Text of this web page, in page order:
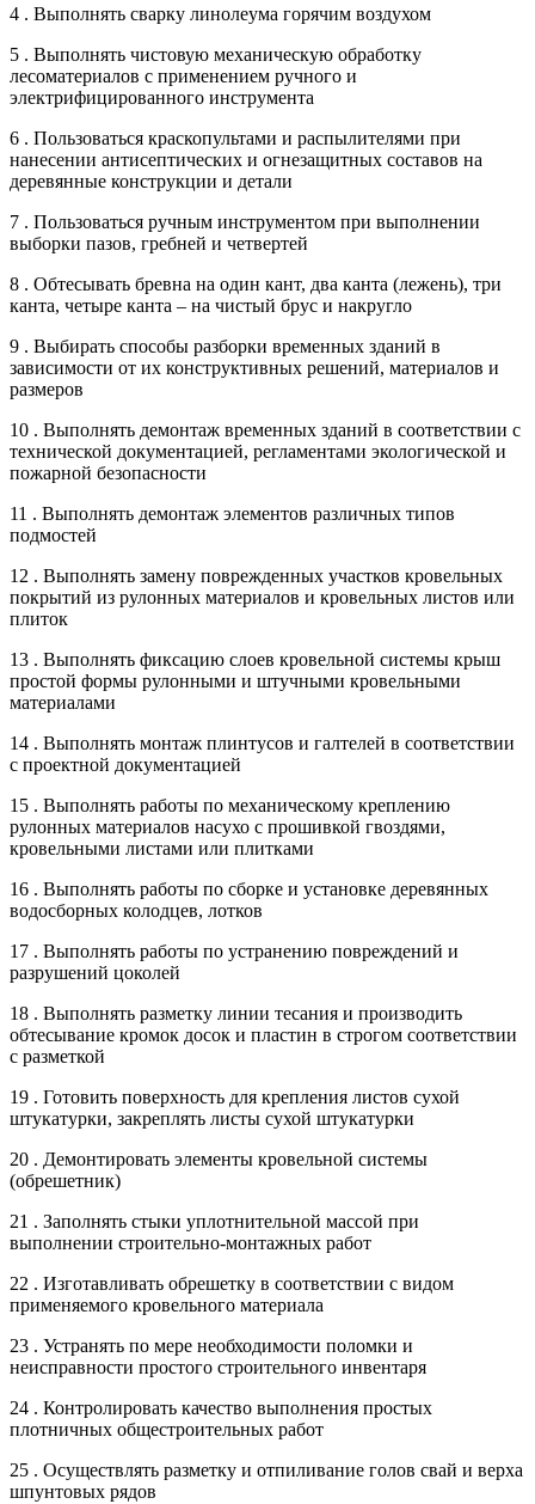
4 . Выполнять сварку линолеума горячим воздухом
5 . Выполнять чистовую механическую обработку
лесоматериалов с применением ручного и
электрифицированного инструмента
6 . Пользоваться краскопультами и распылителями при
нанесении антисептических и огнезащитных составов на
деревянные конструкции и детали
7 . Пользоваться ручным инструментом при выполнении
выборки пазов, гребней и четвертей
8 . Обтесывать бревна на один кант, два канта (лежень), три
канта, четыре канта – на чистый брус и накругло
9 . Выбирать способы разборки временных зданий в
зависимости от их конструктивных решений, материалов и
размеров
10 . Выполнять демонтаж временных зданий в соответствии с
технической документацией, регламентами экологической и
пожарной безопасности
11 . Выполнять демонтаж элементов различных типов
подмостей
12 . Выполнять замену поврежденных участков кровельных
покрытий из рулонных материалов и кровельных листов или
плиток
13 . Выполнять фиксацию слоев кровельной системы крыш
простой формы рулонными и штучными кровельными
материалами
14 . Выполнять монтаж плинтусов и галтелей в соответствии
с проектной документацией
15 . Выполнять работы по механическому креплению
рулонных материалов насухо с прошивкой гвоздями,
кровельными листами или плитками
16 . Выполнять работы по сборке и установке деревянных
водосборных колодцев, лотков
17 . Выполнять работы по устранению повреждений и
разрушений цоколей
18 . Выполнять разметку линии тесания и производить
обтесывание кромок досок и пластин в строгом соответствии
с разметкой
19 . Готовить поверхность для крепления листов сухой
штукатурки, закреплять листы сухой штукатурки
20 . Демонтировать элементы кровельной системы
(обрешетник)
21 . Заполнять стыки уплотнительной массой при
выполнении строительно-монтажных работ
22 . Изготавливать обрешетку в соответствии с видом
применяемого кровельного материала
23 . Устранять по мере необходимости поломки и
неисправности простого строительного инвентаря
24 . Контролировать качество выполнения простых
плотничных общестроительных работ
25 . Осуществлять разметку и отпиливание голов свай и верха
шпунтовых рядов